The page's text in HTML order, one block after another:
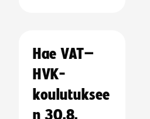
Hae VAT–
HVK-
koulutuksee
n 30.8.